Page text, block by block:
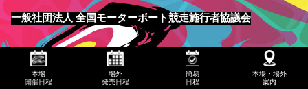
一般社団法人 全国モーターボート競走施行者協議会
メニュー
発売
日程
日程
本場
開催日程
場外
発売日程
簡易
日程
本場・場外
案内